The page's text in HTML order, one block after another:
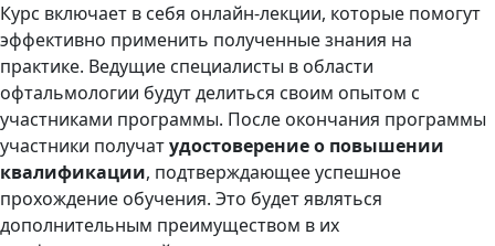
Курс включает в себя онлайн-лекции, которые помогут
эффективно применить полученные знания на
практике. Ведущие специалисты в области
офтальмологии будут делиться своим опытом с
участниками программы. После окончания программы
участники получатудостоверение о повышении
квалификации, подтверждающее успешное
прохождение обучения. Это будет являться
дополнительным преимуществом в их